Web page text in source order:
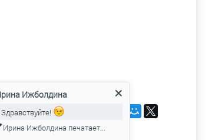
Поделиться:
Здравствуйте!
Готовы ответить на Ваши
вопросы